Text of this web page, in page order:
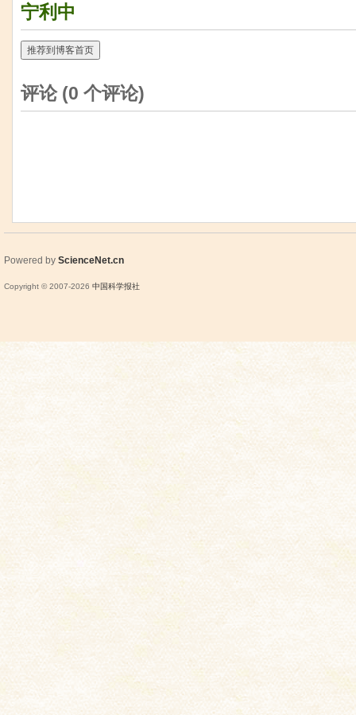
宁利中
推荐到博客首页
评论 (0 个评论)
Powered by ScienceNet.cn
Copyright © 2007-2026 中国科学报社